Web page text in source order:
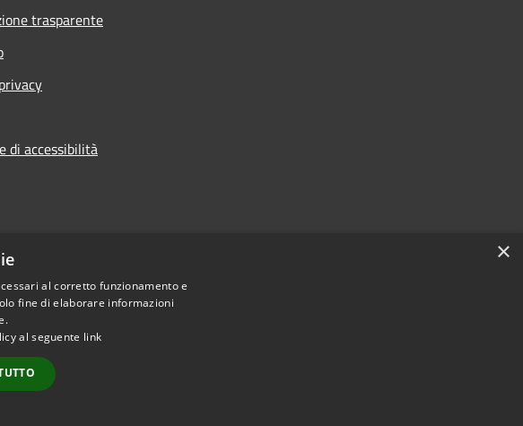
trasparente
di accessibilità
© 2026 • Comune di Galatro • Powered by
×
al corretto funzionamento e
fine di elaborare informazioni
al seguente link